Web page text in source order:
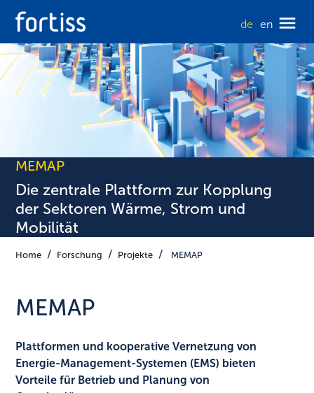
de en
MEMAP
Die zentrale Plattform zur Kopplung
der Sektoren Wärme, Strom und
Mobilität
Home Forschung Projekte MEMAP
MEMAP
Plattformen und kooperative Vernetzung von
Energie-Management-Systemen (EMS) bieten
Vorteile für Betrieb und Planung von